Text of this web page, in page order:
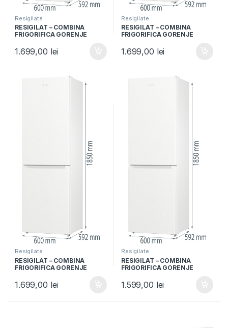
Resigilate
RESIGILAT – COMBINA
FRIGORIFICA GORENJE
NoFrost Plus, IonAir,
Multiflow 360°, Alb
1.699,00 lei
Resigilate
RESIGILAT – COMBINA
FRIGORIFICA GORENJE
NoFrost Plus, IonAir,
Multiflow 360°, Alb
1.699,00 lei
Resigilate
RESIGILAT – COMBINA
FRIGORIFICA GORENJE
NoFrost Plus, IonAir,
Multiflow 360°, Alb
1.699,00 lei
Resigilate
RESIGILAT – COMBINA
FRIGORIFICA GORENJE
NoFrost Plus, IonAir,
Multiflow 360°, Alb
1.599,00 lei